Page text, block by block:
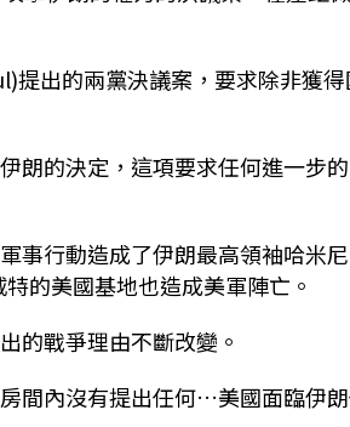
提出的兩黨決議案，要求除非獲
朗的決定，這項要求任何進一步
事行動造成了伊朗最高領袖哈米尼
的美國基地也造成美軍陣亡。
的戰爭理由不斷改變。
間內沒有提出任何…美國面臨伊